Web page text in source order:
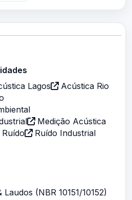
Lagos
Acústica Rio
Medição Acústica
Ruído Industrial
(NBR 10151/10152)